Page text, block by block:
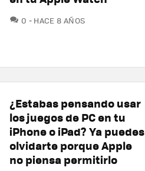
0 COMENTARIOS
HACE 8 AÑOS
¿Estabas pensando usar
los juegos de PC en tu
iPhone o iPad? Ya puedes
olvidarte porque Apple
no piensa permitirlo